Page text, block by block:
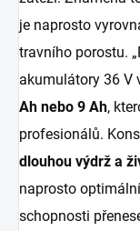
je naprosto
travního porostu.
akumulátory 36 V
Ah nebo 9 Ah,
profesionálů.
dlouhou výdrž a
naprosto
schopnosti